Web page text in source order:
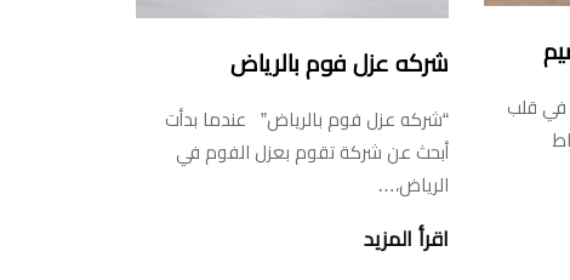
في قلب
شركه عزل فوم بالرياض
“شركه عزل فوم بالرياض” عندما بدأت
أبحث عن شركة تقوم بعزل الفوم في
الرياض،…
اقرأ المزيد